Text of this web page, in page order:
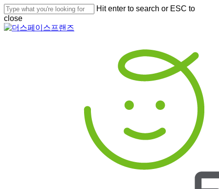
Skip
to
main
content
Hit enter to search or ESC to
close
Close